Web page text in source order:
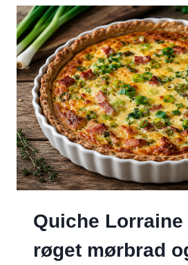
Quiche Lorraine
røget mørbrad